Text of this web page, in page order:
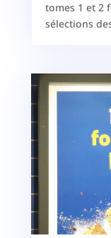
tomes 1 et 2
sélections